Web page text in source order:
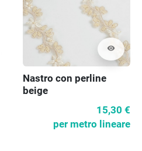
visibility
Nastro con perline
beige
15,30 €
per metro lineare